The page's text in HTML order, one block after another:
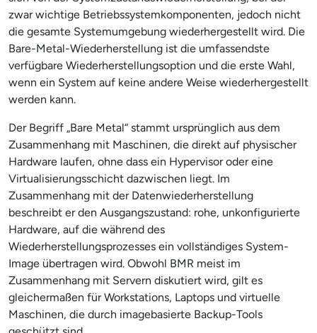
zwar wichtige Betriebssystemkomponenten, jedoch nicht
die gesamte Systemumgebung wiederhergestellt wird. Die
Bare-Metal-Wiederherstellung ist die umfassendste
verfügbare Wiederherstellungsoption und die erste Wahl,
wenn ein System auf keine andere Weise wiederhergestellt
werden kann.
Der Begriff „Bare Metal“ stammt ursprünglich aus dem
Zusammenhang mit Maschinen, die direkt auf physischer
Hardware laufen, ohne dass ein Hypervisor oder eine
Virtualisierungsschicht dazwischen liegt. Im
Zusammenhang mit der Datenwiederherstellung
beschreibt er den Ausgangszustand: rohe, unkonfigurierte
Hardware, auf die während des
Wiederherstellungsprozesses ein vollständiges System-
Image übertragen wird. Obwohl BMR meist im
Zusammenhang mit Servern diskutiert wird, gilt es
gleichermaßen für Workstations, Laptops und virtuelle
Maschinen, die durch imagebasierte Backup-Tools